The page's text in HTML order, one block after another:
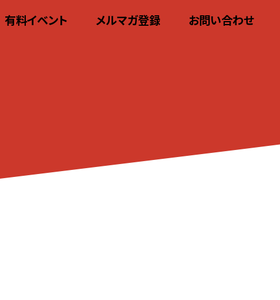
有料イベント メルマガ登録 お問い合わせ